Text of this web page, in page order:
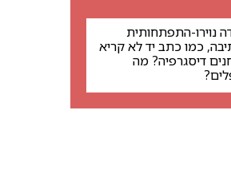
נוירו-התפתחותית
כמו כתב יד לא קריא
דיסגרפיה? מה